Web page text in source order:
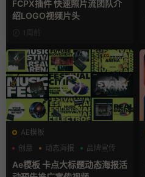
FCPX插件 快速照片流团队介
绍LOGO视频片头
1周前
AE模板
创意
动态海报 品牌宣传
Ae模板 卡点大标题动态海报活